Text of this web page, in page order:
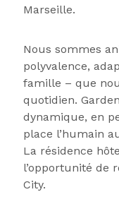
Marseille.
Nous sommes
polyvalence,
famille – que
quotidien.
dynamique, en
place l’humain
La résidence
l’opportunité de
City.